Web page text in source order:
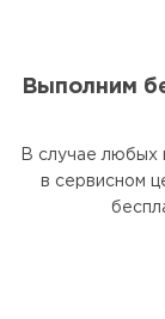
Выполним
В случае любых
в сервисном